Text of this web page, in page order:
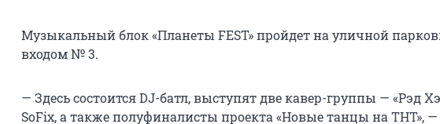
Музыкальный блок «Планеты FEST» пройдет на уличной
входом № 3.
— Здесь состоится DJ-батл, выступят две кавер-группы — «Рэд
SoFix, а также полуфиналисты проекта «Новые танцы на ТНТ», —